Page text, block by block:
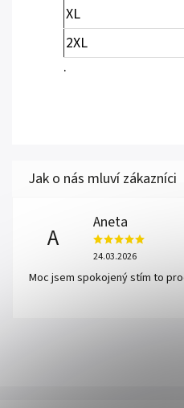
XL
2XL
.
A
Aneta
24.03.2026
Moc jsem spokojený stím to